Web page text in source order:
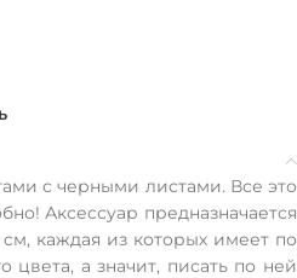
с черными листами. Все это
Аксессуар предназначается
каждая из которых имеет по
цвета, а значит, писать по ней